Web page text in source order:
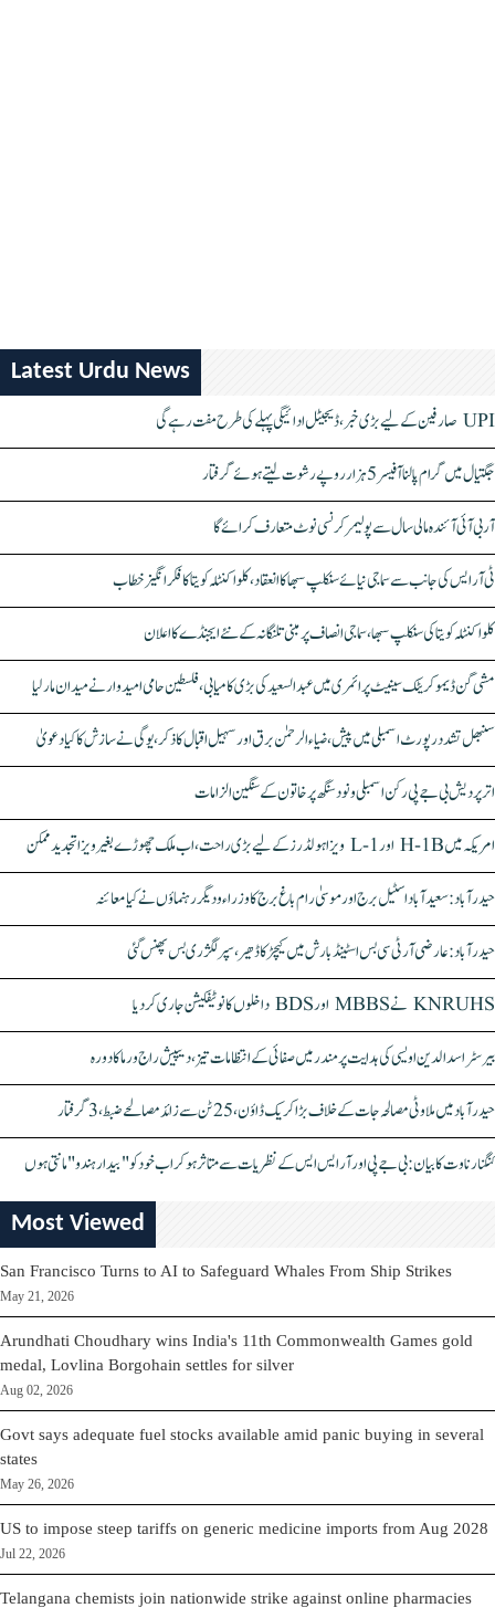
Latest Urdu News
UPI صارفین کے لیے بڑی خبر، ڈیجیٹل ادائیگی پہلے کی طرح مفت رہے گی
جگتیال میں گرام پالنا آفیسر 5 ہزار روپے رشوت لیتے ہوئے گرفتار
آر بی آئی آئندہ مالی سال سے پولیمر کرنسی نوٹ متعارف کرائے گا
ٹی آر ایس کی جانب سے سماجی نیائے سنکلپ سبھا کا انعقاد، کلواکنٹلہ کویتا کا فکر انگیز خطاب
کلواکنٹلہ کویتا کی سنکلپ سبھا، سماجی انصاف پر مبنی تلنگانہ کے نئے ایجنڈے کا اعلان
مشی گن ڈیموکریٹک سینیٹ پرائمری میں عبدالسعید کی بڑی کامیابی، فلسطین حامی امیدوار نے میدان مار لیا
سنبھل تشدد رپورٹ اسمبلی میں پیش، ضیاء الرحمٰن برق اور سہیل اقبال کا ذکر، یوگی نے سازش کا کیا دعویٰ
اتر پردیش بی جے پی رکن اسمبلی ونود سنگھ پر خاتون کے سنگین الزامات
امریکہ میں H-1B اور L-1 ویزا ہولڈرز کے لیے بڑی راحت، اب ملک چھوڑے بغیر ویزا تجدید ممکن
حیدرآباد: سعیدآباد اسٹیل برج اور موسیٰ رام باغ برج کا وزراء و دیگر رہنماؤں نے کیا معائنہ
حیدرآباد: عارضی آر ٹی سی بس اسٹینڈ بارش میں کیچڑ کا ڈھیر، سپر لگژری بس پھنس گئی
KNRUHS نے MBBS اور BDS داخلوں کا نوٹیفکیشن جاری کر دیا
بیرسٹر اسدالدین اویسی کی ہدایت پر مندر میں صفائی کے انتظامات تیز، دیپیش راج ورما کا دورہ
حیدرآباد میں ملاوٹی مصالحہ جات کے خلاف بڑا کریک ڈاؤن، 25 ٹن سے زائد مصالحے ضبط، 3 گرفتار
کنگنا رناوت کا بیان: بی جے پی اور آر ایس ایس کے نظریات سے متاثر ہو کر اب خود کو "بیدار ہندو" مانتی ہوں
Most Viewed
San Francisco Turns to AI to Safeguard Whales From Ship Strikes
May 21, 2026
Arundhati Choudhary wins India's 11th Commonwealth Games gold
medal, Lovlina Borgohain settles for silver
Aug 02, 2026
Govt says adequate fuel stocks available amid panic buying in several
states
May 26, 2026
US to impose steep tariffs on generic medicine imports from Aug 2028
Jul 22, 2026
Telangana chemists join nationwide strike against online pharmacies